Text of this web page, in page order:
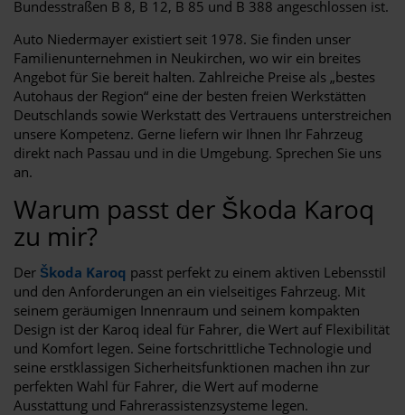
Bundesstraßen B 8, B 12, B 85 und B 388 angeschlossen ist.
Auto Niedermayer existiert seit 1978. Sie finden unser
Familienunternehmen in Neukirchen, wo wir ein breites
Angebot für Sie bereit halten. Zahlreiche Preise als „bestes
Autohaus der Region“ eine der besten freien Werkstätten
Deutschlands sowie Werkstatt des Vertrauens unterstreichen
unsere Kompetenz. Gerne liefern wir Ihnen Ihr Fahrzeug
direkt nach Passau und in die Umgebung. Sprechen Sie uns
an.
Warum passt der Škoda Karoq
zu mir?
Der Škoda Karoq passt perfekt zu einem aktiven Lebensstil
und den Anforderungen an ein vielseitiges Fahrzeug. Mit
seinem geräumigen Innenraum und seinem kompakten
Design ist der Karoq ideal für Fahrer, die Wert auf Flexibilität
und Komfort legen. Seine fortschrittliche Technologie und
seine erstklassigen Sicherheitsfunktionen machen ihn zur
perfekten Wahl für Fahrer, die Wert auf moderne
Ausstattung und Fahrerassistenzsysteme legen.